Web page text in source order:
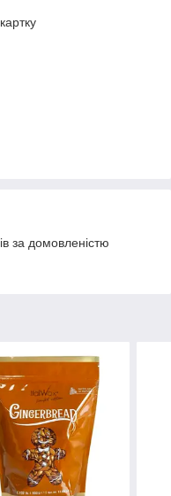
за домовленістю